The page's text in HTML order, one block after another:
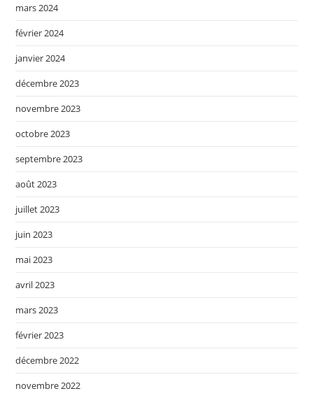
mars 2024
février 2024
janvier 2024
décembre 2023
novembre 2023
octobre 2023
septembre 2023
août 2023
juillet 2023
juin 2023
mai 2023
avril 2023
mars 2023
février 2023
décembre 2022
novembre 2022